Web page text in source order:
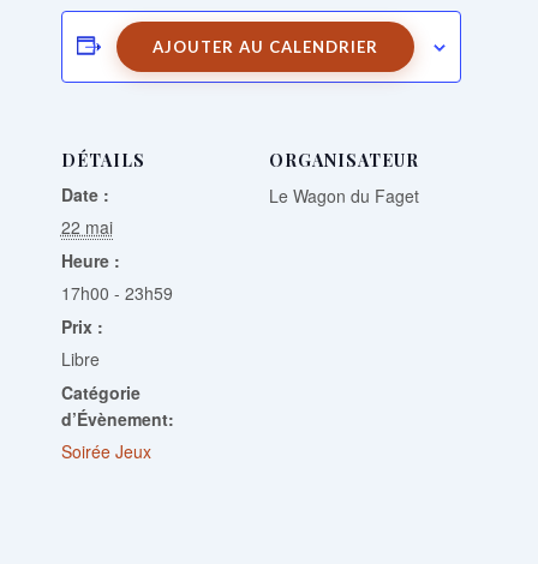
AJOUTER AU CALENDRIER
DÉTAILS
Date :
22 mai
Heure :
17h00 - 23h59
Prix :
Libre
Catégorie
d’Évènement:
Soirée Jeux
ORGANISATEUR
Le Wagon du Faget